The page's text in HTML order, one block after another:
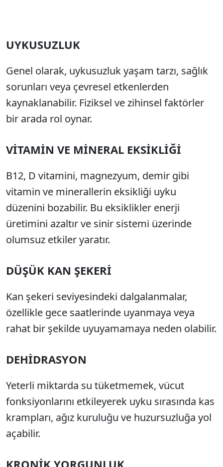
UYKUSUZLUK
Genel olarak, uykusuzluk yaşam tarzı, sağlık
sorunları veya çevresel etkenlerden
kaynaklanabilir. Fiziksel ve zihinsel faktörler
bir arada rol oynar.
VİTAMİN VE MİNERAL EKSİKLİĞİ
B12, D vitamini, magnezyum, demir gibi
vitamin ve minerallerin eksikliği uyku
düzenini bozabilir. Bu eksiklikler enerji
üretimini azaltır ve sinir sistemi üzerinde
olumsuz etkiler yaratır.
DÜŞÜK KAN ŞEKERİ
Kan şekeri seviyesindeki dalgalanmalar,
özellikle gece saatlerinde uyanmaya veya
rahat bir şekilde uyuyamamaya neden olabilir.
DEHİDRASYON
Yeterli miktarda su tüketmemek, vücut
fonksiyonlarını etkileyerek uyku sırasında kas
krampları, ağız kuruluğu ve huzursuzluğa yol
açabilir.